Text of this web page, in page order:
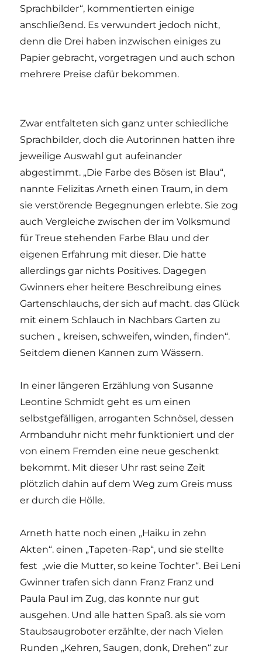
Sprachbilder“, kommentierten einige
anschließend. Es verwundert jedoch nicht,
denn die Drei haben inzwischen einiges zu
Papier gebracht, vorgetragen und auch schon
mehrere Preise dafür bekommen.
Zwar entfalteten sich ganz unter schiedliche
Sprachbilder, doch die Autorinnen hatten ihre
jeweilige Auswahl gut aufeinander
abgestimmt. „Die Farbe des Bösen ist Blau“,
nannte Felizitas Arneth einen Traum, in dem
sie verstörende Begegnungen erlebte. Sie zog
auch Vergleiche zwischen der im Volksmund
für Treue stehenden Farbe Blau und der
eigenen Erfahrung mit dieser. Die hatte
allerdings gar nichts Positives. Dagegen
Gwinners eher heitere Beschreibung eines
Gartenschlauchs, der sich auf macht. das Glück
mit einem Schlauch in Nachbars Garten zu
suchen „ kreisen, schweifen, winden, finden“.
Seitdem dienen Kannen zum Wässern.
In einer längeren Erzählung von Susanne
Leontine Schmidt geht es um einen
selbstgefälligen, arroganten Schnösel, dessen
Armbanduhr nicht mehr funktioniert und der
von einem Fremden eine neue geschenkt
bekommt. Mit dieser Uhr rast seine Zeit
plötzlich dahin auf dem Weg zum Greis muss
er durch die Hölle.
Arneth hatte noch einen „Haiku in zehn
Akten“. einen „Tapeten-Rap“, und sie stellte
fest „wie die Mutter, so keine Tochter“. Bei Leni
Gwinner trafen sich dann Franz Franz und
Paula Paul im Zug, das konnte nur gut
ausgehen. Und alle hatten Spaß. als sie vom
Staubsaugroboter erzählte, der nach Vielen
Runden „Kehren, Saugen, donk, Drehen“ zur